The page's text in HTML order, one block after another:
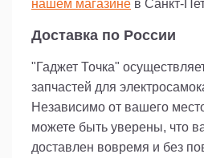
нашем магазине в Санкт-
Доставка по России
"Гаджет Точка"
запчастей для
Независимо от вашего
можете быть уверены, что
доставлен вовремя и без